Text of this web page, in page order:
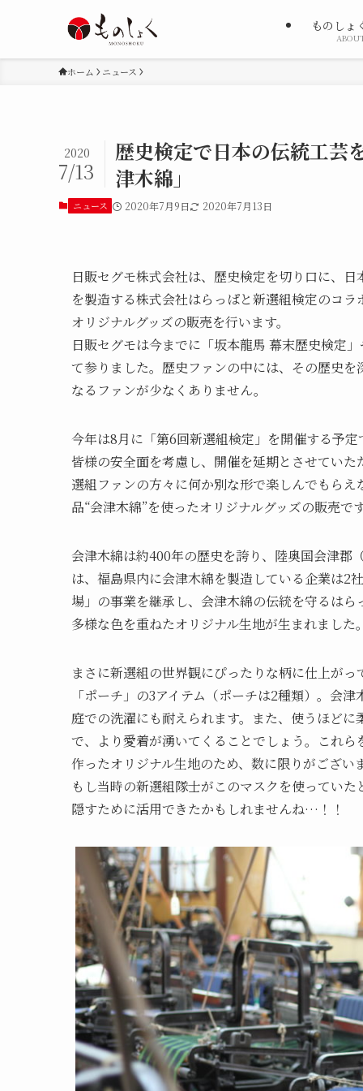
ものしょ
ホーム ニュース
歴史検定で日本の伝統工芸
津木綿」
2020
7/13
ニュース 2020年7月9日 2020年7月13日
日販セグモ株式会社は、歴史検定を切り口に、
を製造する株式会社はらっぱと新選組検定のコ
オリジナルグッズの販売を行います。
日販セグモは今までに「坂本龍馬 幕末歴史検定
て参りました。歴史ファンの中には、その歴史
なるファンが少なくありません。
今年は8月に「第6回新選組検定」を開催する予
皆様の安全面を考慮し、開催を延期とさせてい
選組ファンの方々に何か別な形で楽しんでもら
品“会津木綿”を使ったオリジナルグッズの販売で
会津木綿は約400年の歴史を誇り、陸奥国会津郡
は、福島県内に会津木綿を製造している企業は2
場」の事業を継承し、会津木綿の伝統を守るは
多様な色を重ねたオリジナル生地が生まれました
まさに新選組の世界観にぴったりな柄に仕上が
「ポーチ」の3アイテム（ポーチは2種類）。会
庭での洗濯にも耐えられます。また、使うほど
で、より愛着が湧いてくることでしょう。これ
作ったオリジナル生地のため、数に限りがござ
もし当時の新選組隊士がこのマスクを使ってい
隠すために活用できたかもしれませんね…！！